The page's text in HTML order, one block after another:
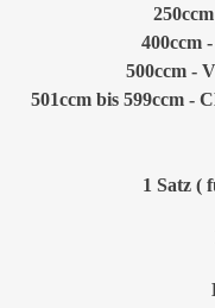
400ccm
500ccm -
501ccm bis 599ccm -
1 Satz (